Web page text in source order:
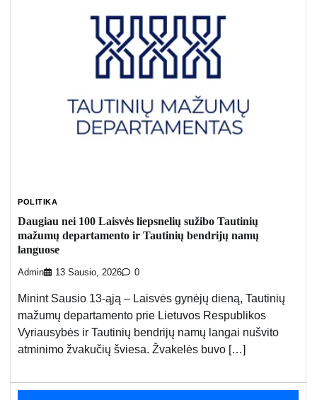
POLITIKA
Daugiau nei 100 Laisvės liepsnelių sužibo Tautinių
mažumų departamento ir Tautinių bendrijų namų
languose
Admin 13 Sausio, 2026 0
Minint Sausio 13-ąją – Laisvės gynėjų dieną, Tautinių
mažumų departamento prie Lietuvos Respublikos
Vyriausybės ir Tautinių bendrijų namų langai nušvito
atminimo žvakučių šviesa. Žvakelės buvo […]